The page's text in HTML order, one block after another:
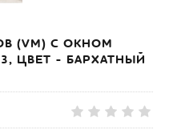
(VM) С ОКНОМ
ЦВЕТ - БАРХАТНЫЙ